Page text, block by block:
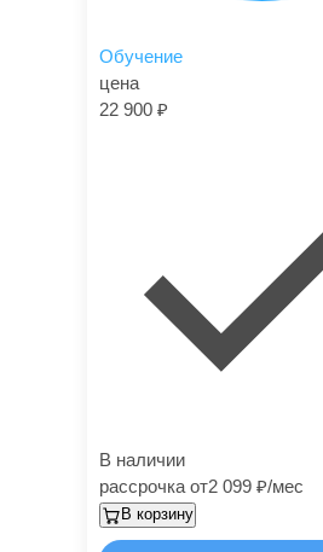
Обучение
цена
22 900
В наличии
рассрочка от2 099 /мес
В корзину